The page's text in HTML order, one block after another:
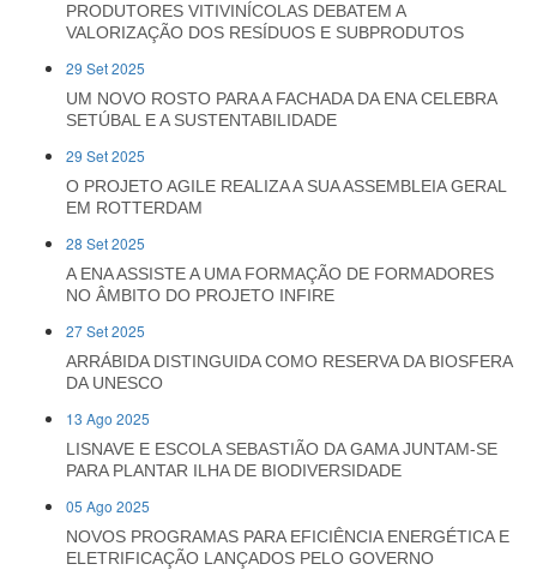
PRODUTORES VITIVINÍCOLAS DEBATEM A
VALORIZAÇÃO DOS RESÍDUOS E SUBPRODUTOS
29 Set 2025
UM NOVO ROSTO PARA A FACHADA DA ENA CELEBRA
SETÚBAL E A SUSTENTABILIDADE
29 Set 2025
O PROJETO AGILE REALIZA A SUA ASSEMBLEIA GERAL
EM ROTTERDAM
28 Set 2025
A ENA ASSISTE A UMA FORMAÇÃO DE FORMADORES
NO ÂMBITO DO PROJETO INFIRE
27 Set 2025
ARRÁBIDA DISTINGUIDA COMO RESERVA DA BIOSFERA
DA UNESCO
13 Ago 2025
LISNAVE E ESCOLA SEBASTIÃO DA GAMA JUNTAM-SE
PARA PLANTAR ILHA DE BIODIVERSIDADE
05 Ago 2025
NOVOS PROGRAMAS PARA EFICIÊNCIA ENERGÉTICA E
ELETRIFICAÇÃO LANÇADOS PELO GOVERNO